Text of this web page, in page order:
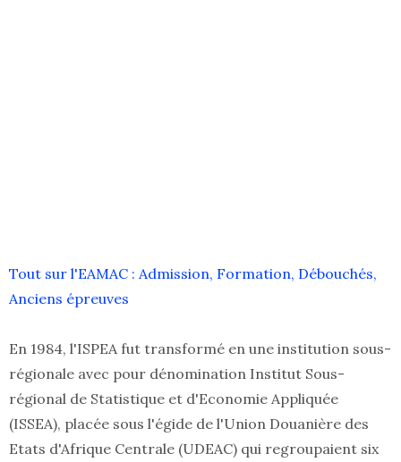
Tout sur l'EAMAC : Admission, Formation, Débouchés,
Anciens épreuves
En 1984, l'ISPEA fut transformé en une institution sous-
régionale avec pour dénomination Institut Sous-
régional de Statistique et d'Economie Appliquée
(ISSEA), placée sous l'égide de l'Union Douanière des
Etats d'Afrique Centrale (UDEAC) qui regroupaient six